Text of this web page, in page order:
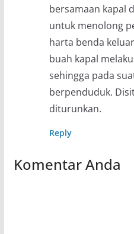
bersamaan kapal
untuk menolong
harta benda
buah kapal
sehingga pada
berpenduduk.
diturunkan.
Reply
Komentar Anda